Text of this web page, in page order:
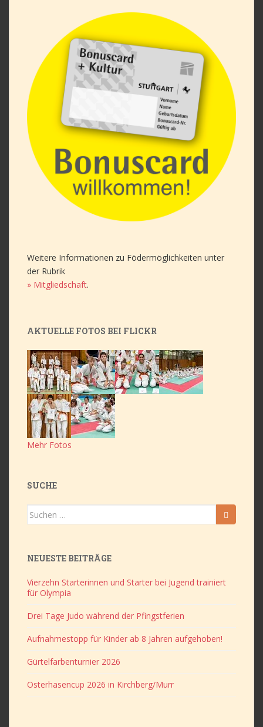
Weitere Informationen zu Födermöglichkeiten unter
der Rubrik
» Mitgliedschaft.
AKTUELLE FOTOS BEI FLICKR
Mehr Fotos
SUCHE
Suchen
nach:
NEUESTE BEITRÄGE
Vierzehn Starterinnen und Starter bei Jugend trainiert
für Olympia
Drei Tage Judo während der Pfingstferien
Aufnahmestopp für Kinder ab 8 Jahren aufgehoben!
Gürtelfarbenturnier 2026
Osterhasencup 2026 in Kirchberg/Murr